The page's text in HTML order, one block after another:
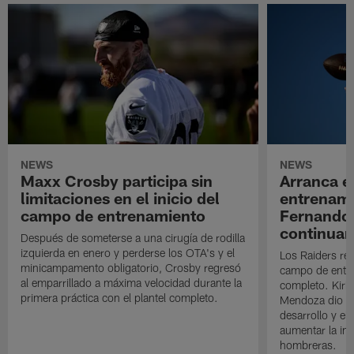
NEWS
Maxx Crosby participa sin
limitaciones en el inicio del
campo de entrenamiento
Después de someterse a una cirugía de rodilla
izquierda en enero y perderse los OTA's y el
minicampamento obligatorio, Crosby regresó
al emparrillado a máxima velocidad durante la
primera práctica con el plantel completo.
NEWS
Arranca
Los Raiders
campo de
completo. Kirk
Mendoza dio
desarrollo y el
aumentar la
hombreras.